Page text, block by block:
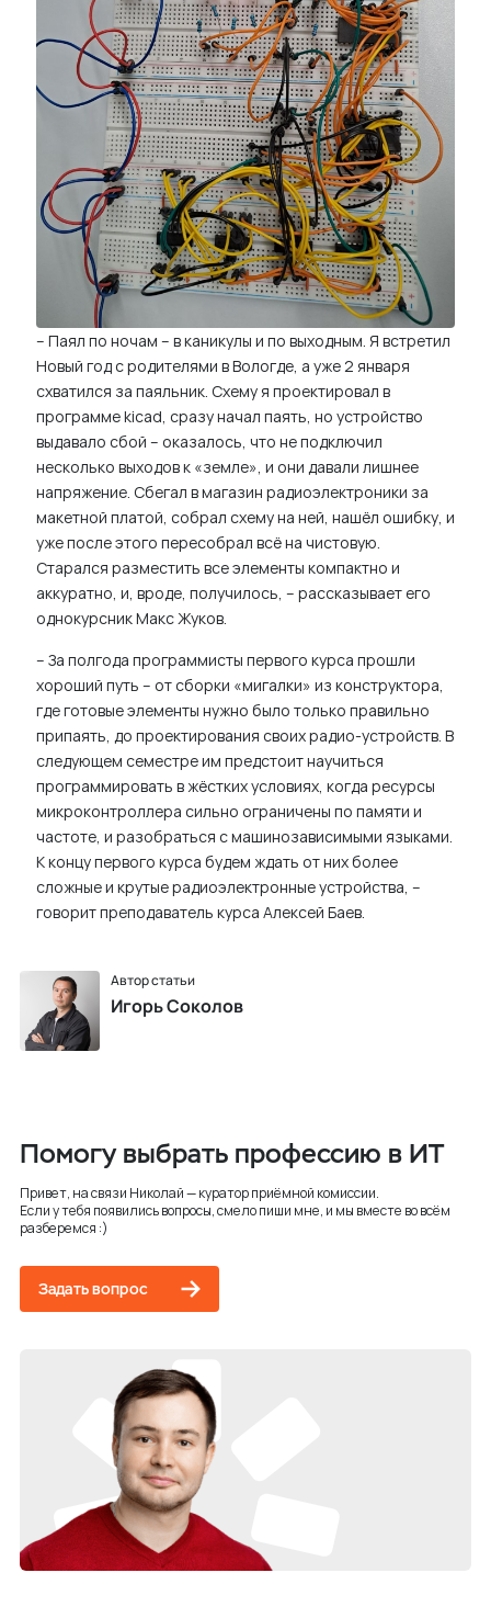
– Паял по ночам – в каникулы и по выходным. Я встретил
Новый год с родителями в Вологде, а уже 2 января
схватился за паяльник. Схему я проектировал в
программе kicad, сразу начал паять, но устройство
выдавало сбой – оказалось, что не подключил
несколько выходов к «земле», и они давали лишнее
напряжение. Сбегал в магазин радиоэлектроники за
макетной платой, собрал схему на ней, нашёл ошибку, и
уже после этого пересобрал всё на чистовую.
Старался разместить все элементы компактно и
аккуратно, и, вроде, получилось, – рассказывает его
однокурсник Макс Жуков.
– За полгода программисты первого курса прошли
хороший путь – от сборки «мигалки» из конструктора,
где готовые элементы нужно было только правильно
припаять, до проектирования своих радио-устройств. В
следующем семестре им предстоит научиться
программировать в жёстких условиях, когда ресурсы
микроконтроллера сильно ограничены по памяти и
частоте, и разобраться с машинозависимыми языками.
К концу первого курса будем ждать от них более
сложные и крутые радиоэлектронные устройства, –
говорит преподаватель курса Алексей Баев.
Автор статьи
Игорь Соколов
Помогу выбрать профессию в ИТ
Привет, на связи Николай — куратор приёмной комиссии.
Если у тебя появились вопросы, смело пиши мне, и мы вместе во всём
разберемся :)
Задать вопрос